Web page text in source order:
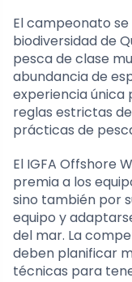
El campeonato
biodiversidad de
pesca de clase
abundancia de
experiencia única
reglas estrictas
prácticas de
El IGFA Offshore
premia a los
sino también por
equipo y
del mar. La
deben planificar
técnicas para